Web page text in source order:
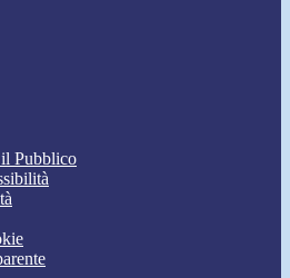
Pubblico